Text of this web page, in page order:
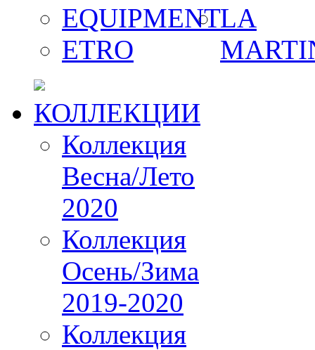
EQUIPMENT
ETRO
LA
КОЛЛЕКЦИИ
Коллекция
Весна/Лето
2020
Коллекция
Осень/Зима
2019-2020
Коллекция